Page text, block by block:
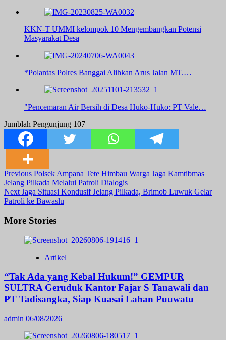
KKN-T UMMI kelompok 10 Mengembangkan Potensi
Masyarakat Desa
*Polantas Polres Banggai Alihkan Arus Jalan MT.…
"Pencemaran Air Bersih di Desa Huko-Huko: PT Vale…
Jumblah Pengunjung 107
Post
Navigation
Previous Polsek Ampana Tete Himbau Warga Jaga Kamtibmas
Jelang Pilkada Melalui Patroli Dialogis
Next Jaga Situasi Kondusif Jelang Pilkada, Brimob Luwuk Gelar
Patroli ke Bawaslu
More Stories
Artikel
“Tak Ada yang Kebal Hukum!” GEMPUR
SULTRA Geruduk Kantor Fajar S Tanawali dan
PT Tadisangka, Siap Kuasai Lahan Puuwatu
admin 06/08/2026